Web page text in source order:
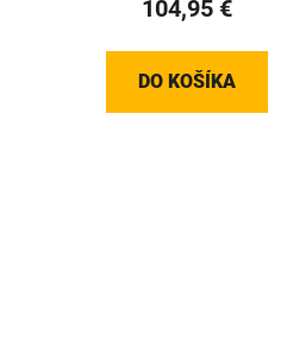
104,95 €
DO KOŠÍKA